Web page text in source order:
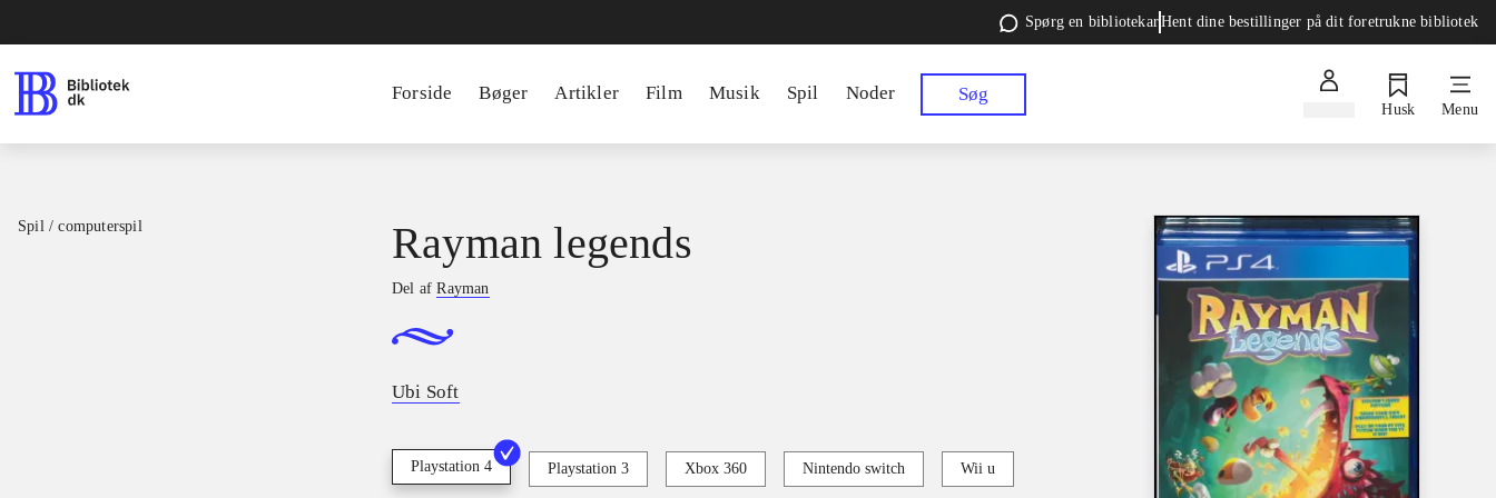
Spørg en bibliotekarHent dine bestillinger på dit foretrukne bibliotek
Forside Bøger Artikler Film Musik Spil Noder Søg
Husk Menu
Spil / computerspil Rayman legends
Del afRayman
Ubi Soft
Playstation 4 Playstation 3 Xbox 360 Nintendo switch Wii u